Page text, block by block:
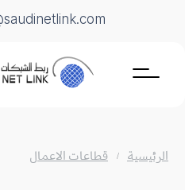
الرئيسية قطاعات الاعمال